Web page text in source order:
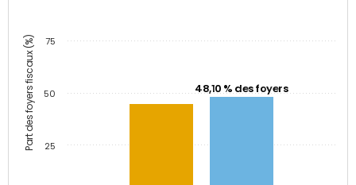
Part des foyers fiscaux (%) 48,10 % des foyers
25
50
75